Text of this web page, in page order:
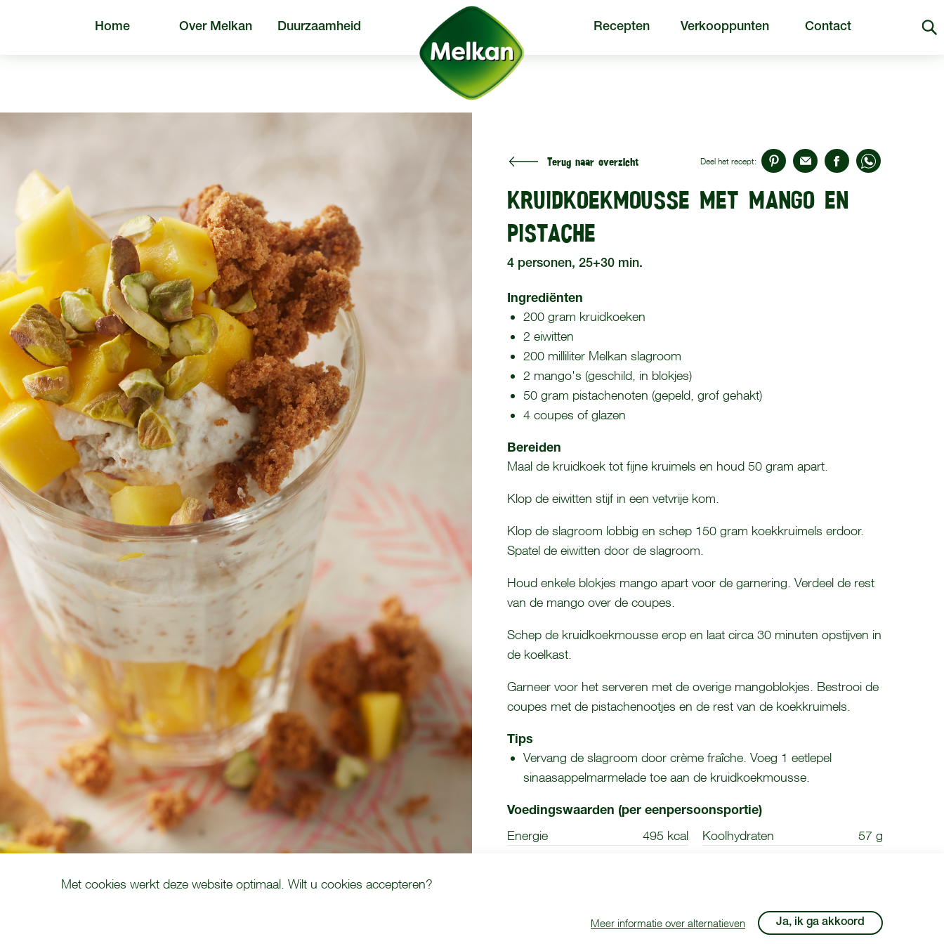
COOKIE MELDING
Met cookies werkt deze website optimaal. Wilt u cookies accepteren?
Meer informatie over alternatieven Ja, ik ga akkoord
Home Over Melkan Duurzaamheid Recepten Verkooppunten Contact
Terug naar overzicht Deel het recept:
KRUIDKOEKMOUSSE MET MANGO EN
PISTACHE
4 personen, 25+30 min.
Ingrediënten
200 gram kruidkoeken
2 eiwitten
200 milliliter Melkan slagroom
2 mango's (geschild, in blokjes)
50 gram pistachenoten (gepeld, grof gehakt)
4 coupes of glazen
Bereiden
Maal de kruidkoek tot fijne kruimels en houd 50 gram apart.
Klop de eiwitten stijf in een vetvrije kom.
Klop de slagroom lobbig en schep 150 gram koekkruimels erdoor.
Spatel de eiwitten door de slagroom.
Houd enkele blokjes mango apart voor de garnering. Verdeel de rest
van de mango over de coupes.
Schep de kruidkoekmousse erop en laat circa 30 minuten opstijven in
de koelkast.
Garneer voor het serveren met de overige mangoblokjes. Bestrooi de
coupes met de pistachenootjes en de rest van de koekkruimels.
Tips
Vervang de slagroom door crème fraîche. Voeg 1 eetlepel
sinaasappelmarmelade toe aan de kruidkoekmousse.
Voedingswaarden (per eenpersoonsportie)
Energie 495 kcal Koolhydraten
57 g
Dit recept komt vanBoodschappen